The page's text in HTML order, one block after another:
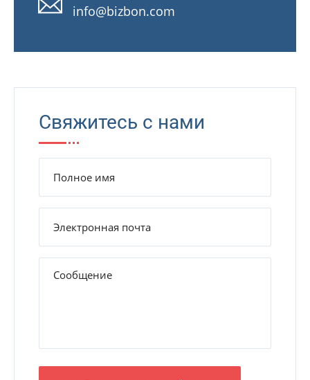
info@bizbon.com
Свяжитесь с нами